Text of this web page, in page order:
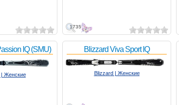
1735
IQ (SMU)
| Женские
Blizzard Viva Sport IQ
Blizzard | Женские